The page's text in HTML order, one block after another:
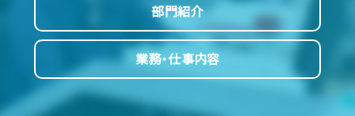
部門紹介
業務・仕事内容